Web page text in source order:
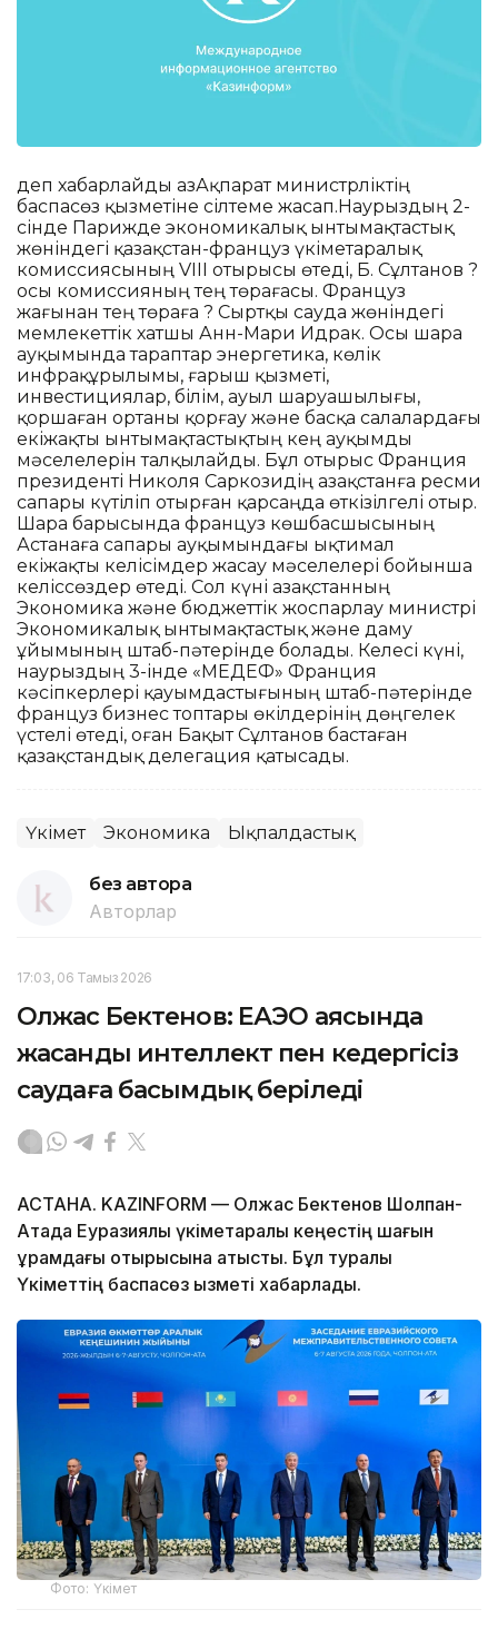
деп хабарлайды ҚазАқпарат министрліктің
баспасөз қызметіне сілтеме жасап.Наурыздың 2-
сінде Парижде экономикалық ынтымақтастық
жөніндегі қазақстан-француз үкіметаралық
комиссиясының VIII отырысы өтеді, Б. Сұлтанов ?
осы комиссияның тең төрағасы. Француз
жағынан тең төраға ? Сыртқы сауда жөніндегі
мемлекеттік хатшы Анн-Мари Идрак. Осы шара
ауқымында тараптар энергетика, көлік
инфрақұрылымы, ғарыш қызметі,
инвестициялар, білім, ауыл шаруашылығы,
қоршаған ортаны қорғау және басқа салалардағы
екіжақты ынтымақтастықтың кең ауқымды
мәселелерін талқылайды. Бұл отырыс Франция
президенті Николя Саркозидің Қазақстанға ресми
сапары күтіліп отырған қарсаңда өткізілгелі отыр.
Шара барысында француз көшбасшысының
Астанаға сапары ауқымындағы ықтимал
екіжақты келісімдер жасау мәселелері бойынша
келіссөздер өтеді. Сол күні Қазақстанның
Экономика және бюджеттік жоспарлау министрі
Экономикалық ынтымақтастық және даму
ұйымының штаб-пәтерінде болады. Келесі күні,
наурыздың 3-інде «МЕДЕФ» Франция
кәсіпкерлері қауымдастығының штаб-пәтерінде
француз бизнес топтары өкілдерінің дөңгелек
үстелі өтеді, оған Бақыт Сұлтанов бастаған
қазақстандық делегация қатысады.
Үкімет Экономика Ықпалдастық
без автора
Авторлар
17:03, 06 Тамыз 2026
Олжас Бектенов: ЕАЭО аясында
жасанды интеллект пен кедергісіз
саудаға басымдық беріледі
АСТАНА. KAZINFORM — Олжас Бектенов Шолпан-
Атада Еуразиялық үкіметаралық кеңестің шағын
құрамдағы отырысына қатысты. Бұл туралы
Үкіметтің баспасөз қызметі хабарлады.
Фото: Үкімет